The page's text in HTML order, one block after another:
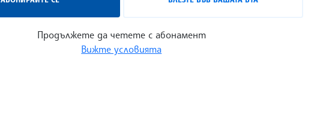
Продължете да четете с абонамент
Вижте условията